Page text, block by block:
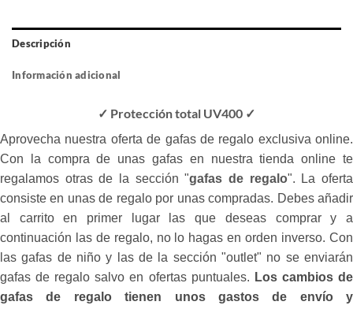
Descripción
Información adicional
✓ Protección total UV400 ✓
Aprovecha nuestra oferta de gafas de regalo exclusiva online.
Con la compra de unas gafas en nuestra tienda online te
regalamos otras de la sección "gafas de regalo". La oferta
consiste en unas de regalo por unas compradas. Debes añadir
al carrito en primer lugar las que deseas comprar y a
continuación las de regalo, no lo hagas en orden inverso. Con
las gafas de niño y las de la sección "outlet" no se enviarán
gafas de regalo salvo en ofertas puntuales. Los cambios de
gafas de regalo tienen unos gastos de envío y